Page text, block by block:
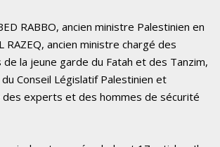
RABBO, ancien ministre Palestinien en
ancien ministre chargé des
la jeune garde du Fatah et des Tanzim,
Conseil Législatif Palestinien et
des experts et des hommes de sécurité